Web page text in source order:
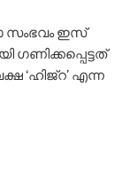
സംഭവം ഇസ്
ഗണിക്കപ്പെട്ടത്
‘ഹിജ്‌റ’ എന്ന